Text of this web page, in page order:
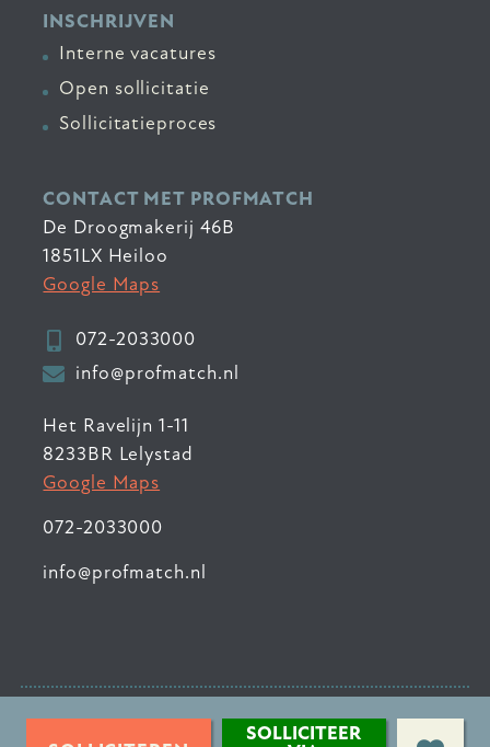
SOLLICITEER
INSCHRIJVEN
Interne vacatures
Open sollicitatie
Sollicitatieproces
CONTACT MET PROFMATCH
De Droogmakerij 46B
1851LX Heiloo
Google Maps
072-2033000
info@profmatch.nl
Het Ravelijn 1-11
8233BR Lelystad
Google Maps
072-2033000
info@profmatch.nl
© 2026 ProfMatch •